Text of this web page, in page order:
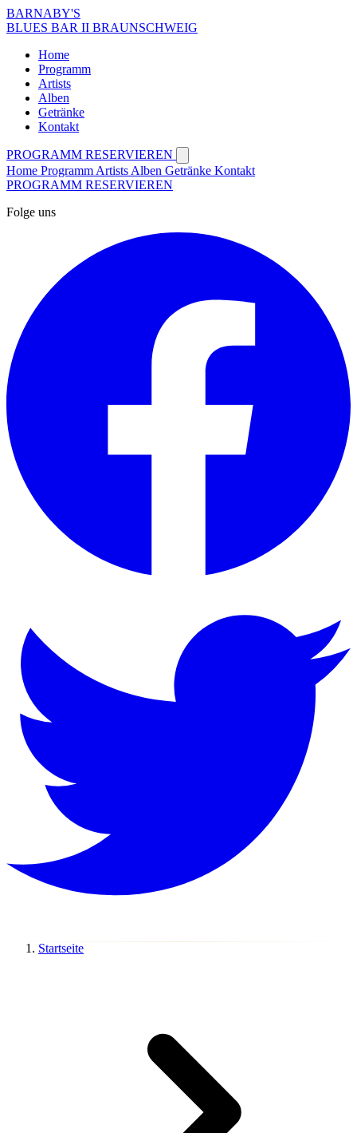
BARNABY'S
BLUES BAR II BRAUNSCHWEIG
Home
Programm
Artists
Alben
Getränke
Kontakt
PROGRAMM RESERVIEREN
Home Programm Artists Alben Getränke Kontakt
PROGRAMM RESERVIEREN
Folge uns
Startseite